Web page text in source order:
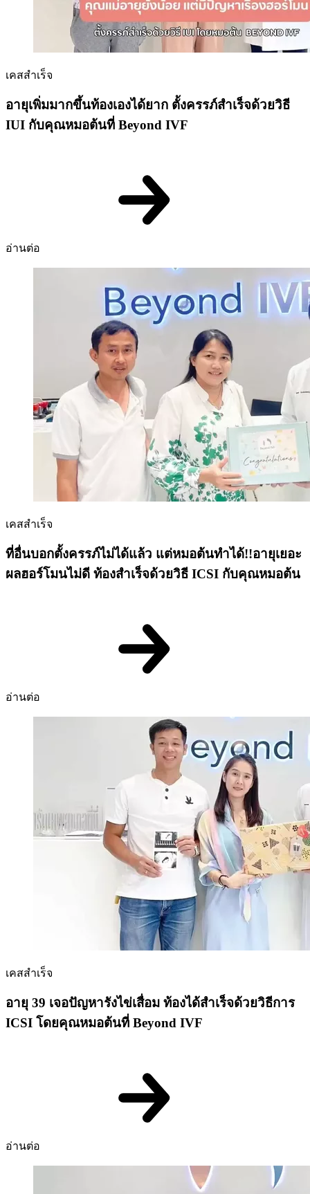
เคสสำเร็จ
อายุเพิ่มมากขึ้นท้องเองได้ยาก ตั้งครรภ์สำเร็จด้วยวิธี
IUI กับคุณหมอต้นที่ Beyond IVF
อ่านต่อ
เคสสำเร็จ
ที่อื่นบอกตั้งครรภ์ไม่ได้แล้ว แต่หมอต้นทำได้!!อายุเยอะ
ผลฮอร์โมนไม่ดี ท้องสำเร็จด้วยวิธี ICSI กับคุณหมอต้น
อ่านต่อ
เคสสำเร็จ
อายุ 39 เจอปัญหารังไข่เสื่อม ท้องได้สำเร็จด้วยวิธีการ
ICSI โดยคุณหมอต้นที่ Beyond IVF
อ่านต่อ